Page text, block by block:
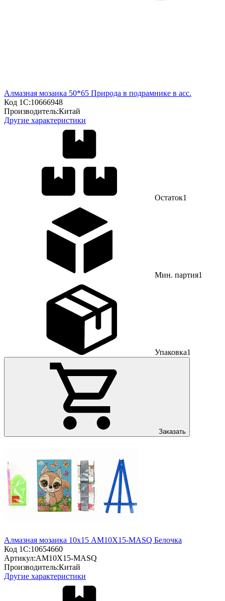
Алмазная мозаика 50*65 Природа в подрамнике в асс.
Код 1С:10666948
Производитель:Китай
Другие характеристики
Остаток1
Мин. партия1
Упаковка1
Заказать
Алмазная мозаика 10х15 AM10X15-MASQ Белочка
Код 1С:10654660
Артикул:AM10X15-MASQ
Производитель:Китай
Другие характеристики